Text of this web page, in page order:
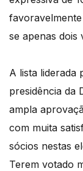
se apenas dois
A lista liderada
presidência da
ampla
com muita
sócios nestas
Terem votado